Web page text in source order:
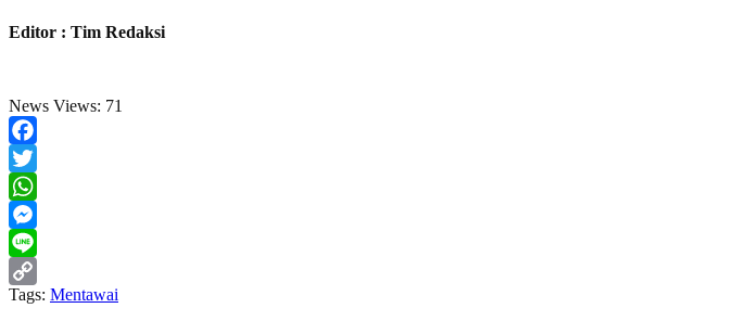
Editor : Tim Redaksi
News Views: 71
Facebook
Twitter
WhatsApp
Messenger
Line
Copy
Tags: Mentawai